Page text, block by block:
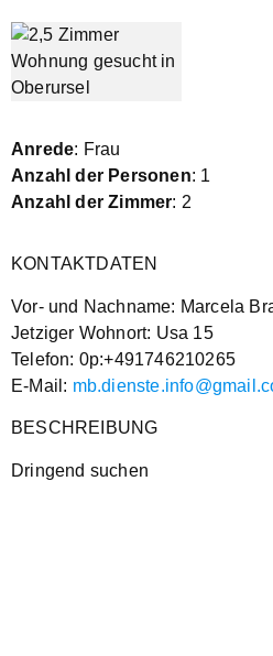
Anrede: Frau
Anzahl der Personen: 1
Anzahl der Zimmer: 2
KONTAKTDATEN
Vor- und Nachname: Marcela
Jetziger Wohnort: Usa 15
Telefon: 0p:+491746210265
E-Mail:
BESCHREIBUNG
Dringend suchen